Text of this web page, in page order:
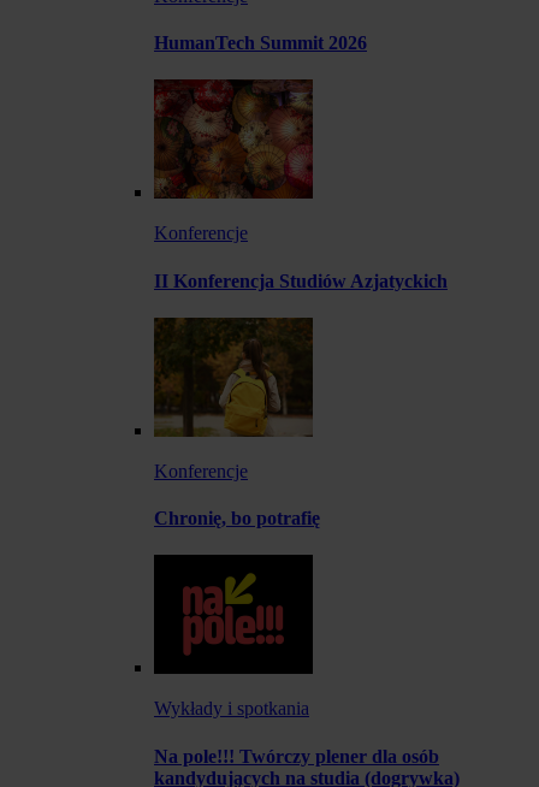
HumanTech Summit 2026
Konferencje
II Konferencja Studiów Azjatyckich
Konferencje
Chronię, bo potrafię
Wykłady i spotkania
Na pole!!! Twórczy plener dla osób
kandydujących na studia (dogrywka)